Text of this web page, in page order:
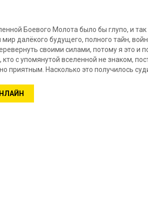
Боевого Молота было бы глупо, и так
далёкого будущего, полного тайн,
своими силами, потому я это и
с упомянутой вселенной не знаком,
приятным. Насколько это получилось